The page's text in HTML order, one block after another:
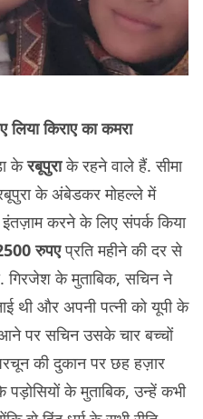
किराए का कमरा
केरबूपुराके रहने वाले हैं. सीमा
के अंबेडकर मोहल्ले में
करने के लिए संपर्क किया
रुपएप्रति महीने की दर से
गिरजेश के मुताबिक, सचिन ने
थी और अपनी पत्नी को यूपी के
पर सचिन उसके चार बच्चों
की दुकान पर छह हज़ार
के मुताबिक, उन्हें कभी